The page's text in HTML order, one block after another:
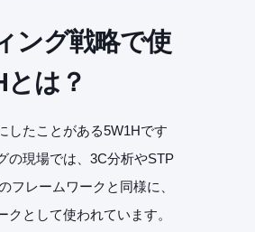
ング戦略で使
とは？
したことがある5W1Hです
の現場では、3C分析やSTP
フレームワークと同様に、
クとして使われています。